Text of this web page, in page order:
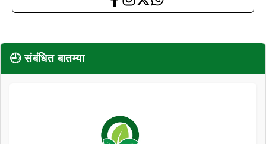
🕘 संबंधित बातम्या